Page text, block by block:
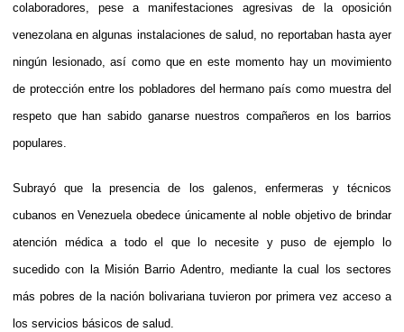
colaboradores, pese a manifestaciones agresivas de la oposición
venezolana en algunas instalaciones de salud, no reportaban hasta ayer
ningún lesionado, así como que en este momento hay un movimiento
de protección entre los pobladores del hermano país como muestra del
respeto que han sabido ganarse nuestros compañeros en los barrios
populares.
Subrayó que la presencia de los galenos, enfermeras y técnicos
cubanos en Venezuela obedece únicamente al noble objetivo de brindar
atención médica a todo el que lo necesite y puso de ejemplo lo
sucedido con la Misión Barrio Adentro, mediante la cual los sectores
más pobres de la nación bolivariana tuvieron por primera vez acceso a
los servicios básicos de salud.